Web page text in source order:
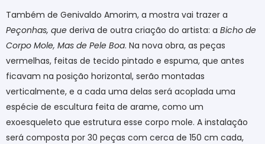
Também de Genivaldo Amorim, a mostra vai trazer a
Peçonhas, que deriva de outra criação do artista: a Bicho de
Corpo Mole, Mas de Pele Boa. Na nova obra, as peças
vermelhas, feitas de tecido pintado e espuma, que antes
ficavam na posição horizontal, serão montadas
verticalmente, e a cada uma delas será acoplada uma
espécie de escultura feita de arame, como um
exoesqueleto que estrutura esse corpo mole. A instalação
será composta por 30 peças com cerca de 150 cm cada,